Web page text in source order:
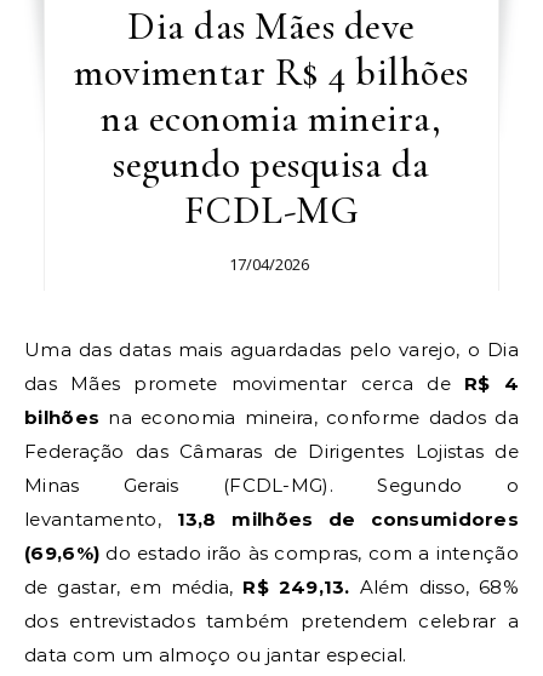
Dia das Mães deve
movimentar R$ 4 bilhões
na economia mineira,
segundo pesquisa da
FCDL-MG
17/04/2026
Uma das datas mais aguardadas pelo varejo, o Dia
das Mães promete movimentar cerca de R$ 4
bilhões na economia mineira, conforme dados da
Federação das Câmaras de Dirigentes Lojistas de
Minas Gerais (FCDL-MG). Segundo o
levantamento, 13,8 milhões de consumidores
(69,6%) do estado irão às compras, com a intenção
de gastar, em média, R$ 249,13. Além disso, 68%
dos entrevistados também pretendem celebrar a
data com um almoço ou jantar especial.